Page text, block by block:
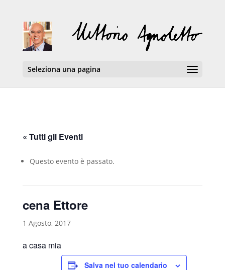
Seleziona una pagina
« Tutti gli Eventi
Questo evento è passato.
cena Ettore
1 Agosto, 2017
a casa mia
Salva nel tuo calendario